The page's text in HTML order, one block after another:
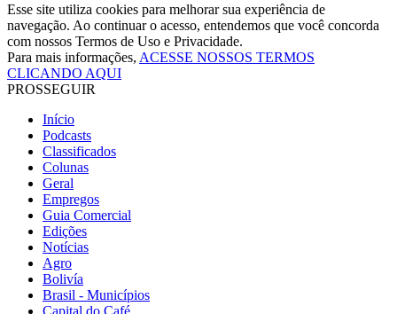
Esse site utiliza cookies para melhorar sua experiência de
navegação. Ao continuar o acesso, entendemos que você concorda
com nossos Termos de Uso e Privacidade.
Para mais informações, ACESSE NOSSOS TERMOS
CLICANDO AQUI
PROSSEGUIR
Início
Podcasts
Classificados
Colunas
Geral
Empregos
Guia Comercial
Edições
Notícias
Agro
Bolivía
Brasil - Municípios
Capital do Café